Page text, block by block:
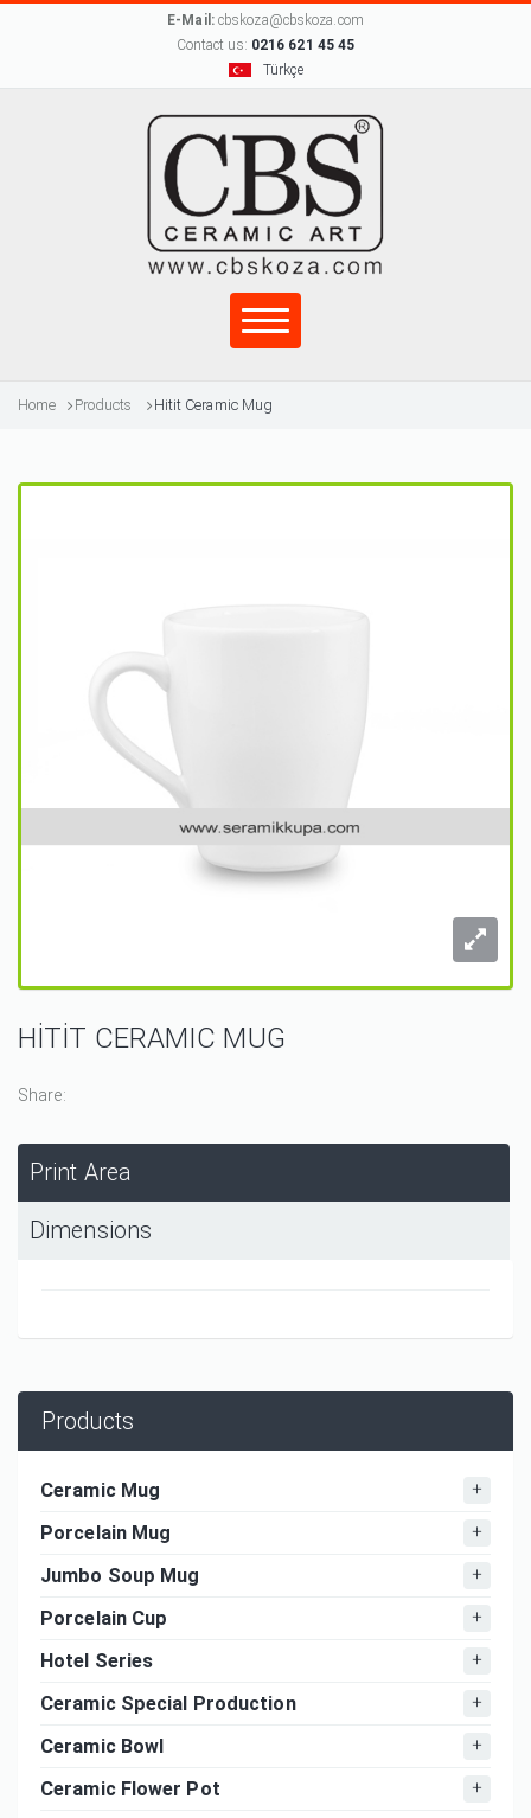
E-Mail:cbskoza@cbskoza.com
Contact us: 0216 621 45 45
Türkçe
Home Products Hitit Ceramic Mug
HİTİT CERAMIC MUG
Share:
Print Area
Dimensions
Products
Ceramic Mug
Porcelain Mug
Jumbo Soup Mug
Porcelain Cup
Hotel Series
Ceramic Special Production
Ceramic Bowl
Ceramic Flower Pot